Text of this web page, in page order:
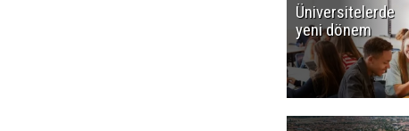
Üniversitelerde
yeni dönem